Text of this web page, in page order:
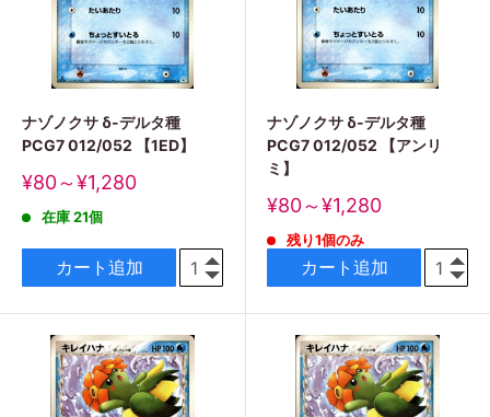
ナゾノクサ δ-デルタ種
PCG7 012/052 【1ED】
販
価
¥80～¥1,280
在庫 21個
カート追加
ナゾノクサ δ-デルタ種
PCG7 012/052 【アンリ
ミ】
販
価
¥80～¥1,280
残り1個のみ
カート追加